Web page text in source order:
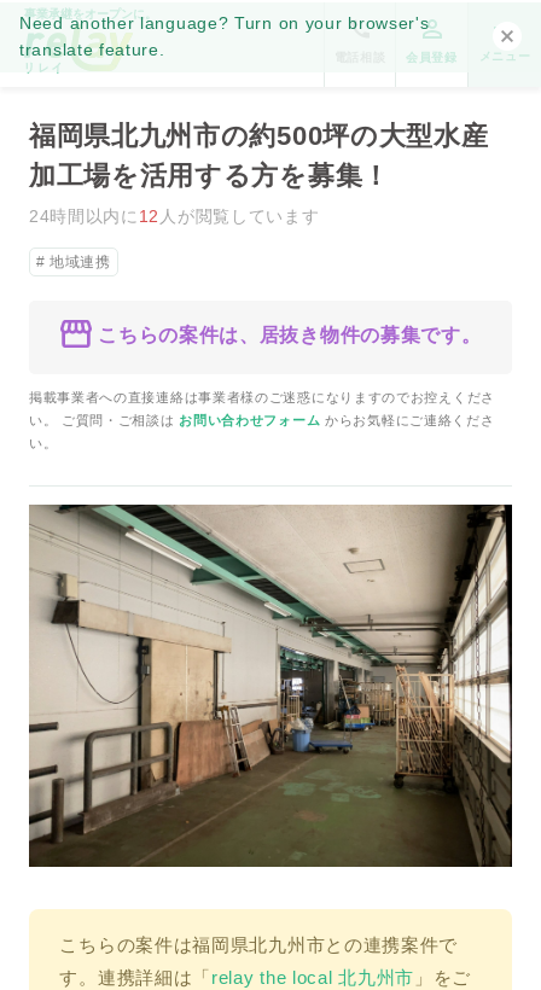
Need another language? Turn on your browser's
translate feature.
事業承継をオープンに。
会員登録 メニュー
福岡県北九州市の約500坪の大型水産
加工場を活用する方を募集！
24時間以内に 12 人が閲覧しています
地域連携
こちらの案件は、居抜き物件の募集です。
掲載事業者への直接連絡は事業者様のご迷惑になりますのでお控えくださ
い。 ご質問・ご相談は お問い合わせフォーム からお気軽にご連絡くださ
い。
こちらの案件は福岡県北九州市との連携案件で
す。連携詳細は「relay the local 北九州市 」をご